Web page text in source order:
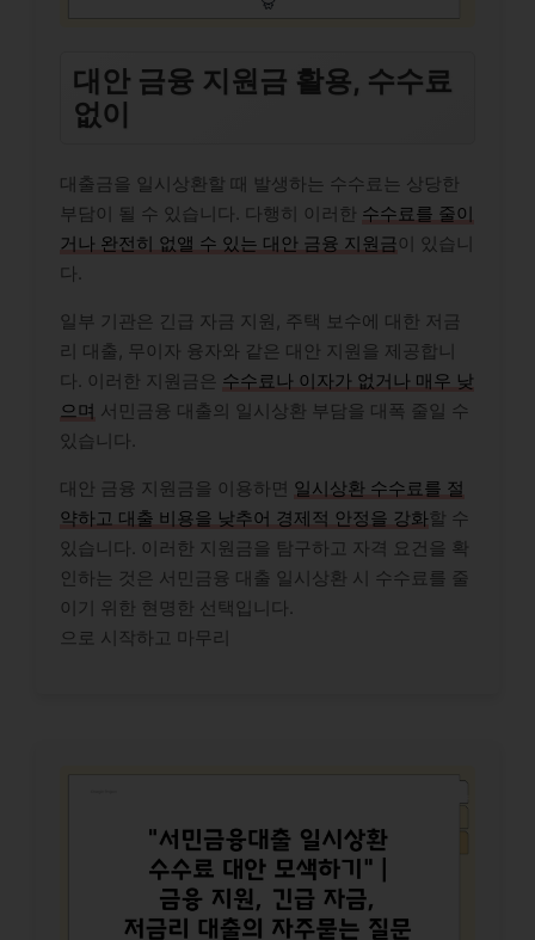
대안 금융 지원금 활용, 수수료
없이
대출금을 일시상환할 때 발생하는 수수료는 상당한
부담이 될 수 있습니다. 다행히 이러한 수수료를 줄이
거나 완전히 없앨 수 있는 대안 금융 지원금이 있습니
다.
일부 기관은 긴급 자금 지원, 주택 보수에 대한 저금
리 대출, 무이자 융자와 같은 대안 지원을 제공합니
다. 이러한 지원금은 수수료나 이자가 없거나 매우 낮
으며 서민금융 대출의 일시상환 부담을 대폭 줄일 수
있습니다.
대안 금융 지원금을 이용하면 일시상환 수수료를 절
약하고 대출 비용을 낮추어 경제적 안정을 강화할 수
있습니다. 이러한 지원금을 탐구하고 자격 요건을 확
인하는 것은 서민금융 대출 일시상환 시 수수료를 줄
이기 위한 현명한 선택입니다.
으로 시작하고 마무리